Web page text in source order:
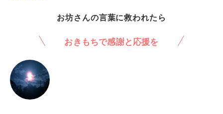
お坊さんの言葉に救われたら
おきもちで感謝と応援を